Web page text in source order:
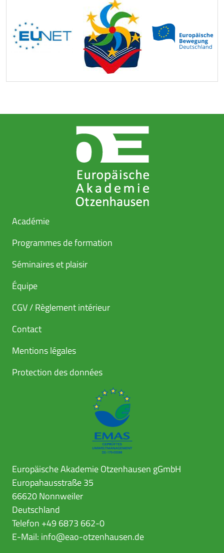
Académie
Programmes de formation
Séminaires et plaisir
Équipe
CGV / Règlement intérieur
Contact
Mentions légales
Protection des données
Europäische Akademie Otzenhausen gGmbH
Europahausstraße 35
66620 Nonnweiler
Deutschland
Telefon +49 6873 662-0
E-Mail: info@eao-otzenhausen.de